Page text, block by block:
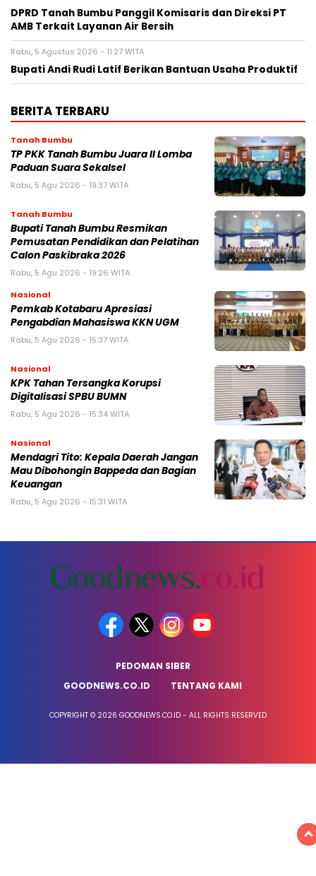
DPRD Tanah Bumbu Panggil Komisaris dan Direksi PT
AMB Terkait Layanan Air Bersih
Rabu, 5 Agustus 2026 - 11:27 WITA
Bupati Andi Rudi Latif Berikan Bantuan Usaha Produktif
BERITA TERBARU
Tanah Bumbu
TP PKK Tanah Bumbu Juara II Lomba
Paduan Suara Sekalsel
Rabu, 5 Agu 2026 - 19:37 WITA
Tanah Bumbu
Bupati Tanah Bumbu Resmikan
Pemusatan Pendidikan dan Pelatihan
Calon Paskibraka 2026
Rabu, 5 Agu 2026 - 19:26 WITA
Nasional
Pemkab Kotabaru Apresiasi
Pengabdian Mahasiswa KKN UGM
Rabu, 5 Agu 2026 - 15:37 WITA
Nasional
KPK Tahan Tersangka Korupsi
Digitalisasi SPBU BUMN
Rabu, 5 Agu 2026 - 15:34 WITA
Nasional
Mendagri Tito: Kepala Daerah Jangan
Mau Dibohongin Bappeda dan Bagian
Keuangan
Rabu, 5 Agu 2026 - 15:31 WITA
PEDOMAN SIBER
GOODNEWS.CO.ID
TENTANG KAMI
COPYRIGHT © 2026 GOODNEWS.CO.ID - ALL RIGHTS RESERVED